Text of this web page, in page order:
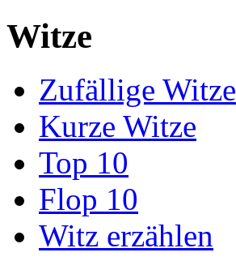
Witze
Zufällige Witze
Kurze Witze
Top 10
Flop 10
Witz erzählen